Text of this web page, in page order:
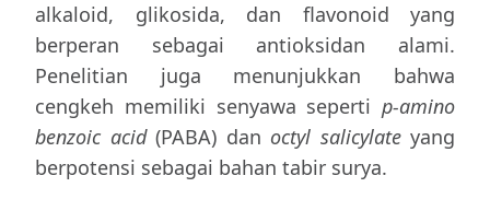
alkaloid, glikosida, dan flavonoid yang
berperan sebagai antioksidan alami.
Penelitian juga menunjukkan bahwa
cengkeh memiliki senyawa seperti p-amino
benzoic acid(PABA) dan octyl salicylateyang
berpotensi sebagai bahan tabir surya.